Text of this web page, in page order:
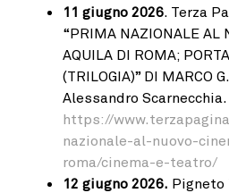
11 giugno 2026. Terza
“PRIMA NAZIONALE AL
AQUILA DI ROMA;
(TRILOGIA)” DI MARCO
Alessandro Scarnecchia.
https://
nazionale-al-nuovo-
roma/cinema-e-teatro/
12 giugno 2026. Pigneto